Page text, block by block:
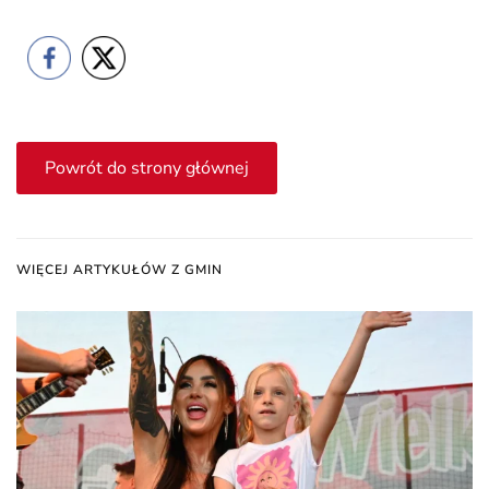
Powrót do strony głównej
WIĘCEJ ARTYKUŁÓW Z GMIN